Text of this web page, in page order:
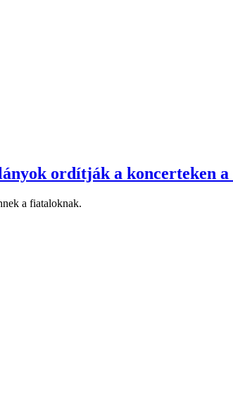
ordítják a koncerteken a
a fiataloknak.